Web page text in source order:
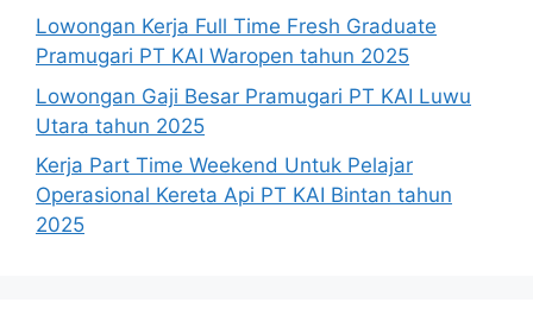
Lowongan Kerja Full Time Fresh Graduate
Pramugari PT KAI Waropen tahun 2025
Lowongan Gaji Besar Pramugari PT KAI Luwu
Utara tahun 2025
Kerja Part Time Weekend Untuk Pelajar
Operasional Kereta Api PT KAI Bintan tahun
2025